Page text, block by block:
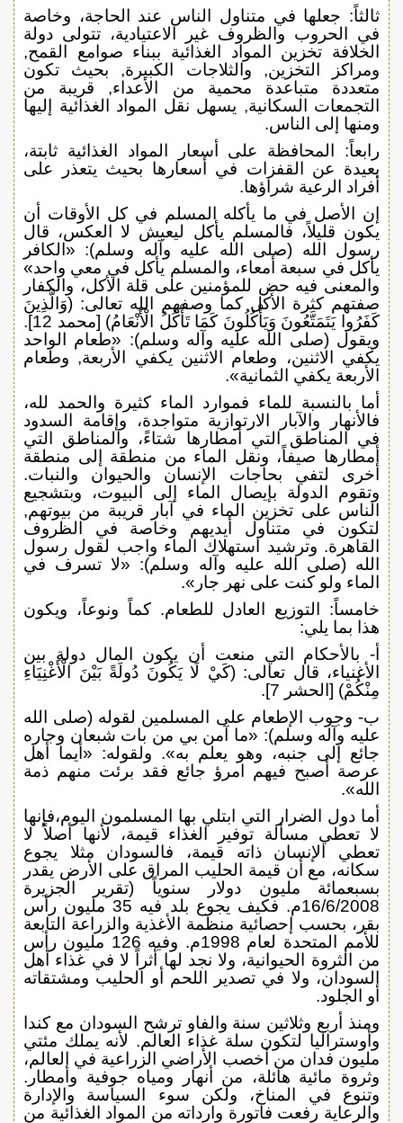
ثالثاً: جعلها في متناول الناس عند الحاجة، وخاصة
في الحروب والظروف غير الاعتيادية، تتولى دولة
الخلافة تخزين المواد الغذائية ببناء صوامع القمح,
ومراكز التخزين, والثلاجات الكبيرة, بحيث تكون
متعددة متباعدة محمية من الأعداء, قريبة من
التجمعات السكانية, يسهل نقل المواد الغذائية إليها
ومنها إلى الناس.
رابعاً: المحافظة على أسعار المواد الغذائية ثابتة،
بعيدة عن القفزات في أسعارها بحيث يتعذر على
أفراد الرعية شراؤها.
إن الأصل في ما يأكله المسلم في كل الأوقات أن
يكون قليلاً، فالمسلم يأكل ليعيش لا العكس، قال
رسول الله (صلى الله عليه وآله وسلم): «الكافر
يأكل في سبعة أمعاء، والمسلم يأكل في معي واحد»
والمعنى فيه حض للمؤمنين على قلة الأكل، والكفار
صفتهم كثرة الأكل كما وصفهم الله تعالى: (وَالَّذِينَ
كَفَرُوا يَتَمَتَّعُونَ وَيَأْكُلُونَ كَمَا تَأْكُلُ الْأَنْعَامُ) [محمد 12].
ويقول (صلى الله عليه وآله وسلم): «طعام الواحد
يكفي الاثنين، وطعام الاثنين يكفي الأربعة, وطعام
الأربعة يكفي الثمانية».
أما بالنسبة للماء فموارد الماء كثيرة والحمد لله،
فالأنهار والآبار الارتوازية متواجدة، وإقامة السدود
في المناطق التي أمطارها شتاءً، والمناطق التي
أمطارها صيفاً، ونقل الماء من منطقة إلى منطقة
أخرى لتفي بحاجات الإنسان والحيوان والنبات.
وتقوم الدولة بإيصال الماء إلى البيوت، وبتشجيع
الناس على تخزين الماء في آبار قريبة من بيوتهم,
لتكون في متناول أيديهم وخاصة في الظروف
القاهرة. وترشيد استهلاك الماء واجب لقول رسول
الله (صلى الله عليه وآله وسلم): «لا تسرف في
الماء ولو كنت على نهر جار».
خامساً: التوزيع العادل للطعام. كماً ونوعاً، ويكون
هذا بما يلي:
أ- بالأحكام التي منعت أن يكون المال دولة بين
الأغنياء، قال تعالى: (كَيْ لَا يَكُونَ دُولَةً بَيْنَ الْأَغْنِيَاءِ
مِنْكُمْ) [الحشر 7].
ب- وجوب الإطعام على المسلمين لقوله (صلى الله
عليه وآله وسلم): «ما آمن بي من بات شبعان وجاره
جائع إلى جنبه، وهو يعلم به». ولقوله: «أيما أهل
عرصة أصبح فيهم امرؤ جائع فقد برئت منهم ذمة
الله».
أما دول الضرار التي ابتلي بها المسلمون اليوم،فإنها
لا تعطي مسألة توفير الغذاء قيمة، لأنها أصلاً لا
تعطي الإنسان ذاته قيمة، فالسودان مثلا يجوع
سكانه، مع أن قيمة الحليب المراق على الأرض يقدر
بسبعمائة مليون دولار سنوياً (تقرير الجزيرة
16/6/2008م. فكيف يجوع بلد فيه 35 مليون رأس
بقر، بحسب إحصائية منظمة الأغذية والزراعة التابعة
للأمم المتحدة لعام 1998م. وفيه 126 مليون رأس
من الثروة الحيوانية، ولا نجد لها أثراً لا في غذاء أهل
السودان، ولا في تصدير اللحم أو الحليب ومشتقاته
أو الجلود.
ومنذ أربع وثلاثين سنة والفاو ترشح السودان مع كندا
وأوستراليا لتكون سلة غذاء العالم. لأنه يملك مئتي
مليون فدان من أخصب الأراضي الزراعية في العالم،
وثروة مائية هائلة، من أنهار ومياه جوفية وأمطار.
وتنوع في المناخ، ولكن سوء السياسة والإدارة
والرعاية رفعت فاتورة وارداته من المواد الغذائية من